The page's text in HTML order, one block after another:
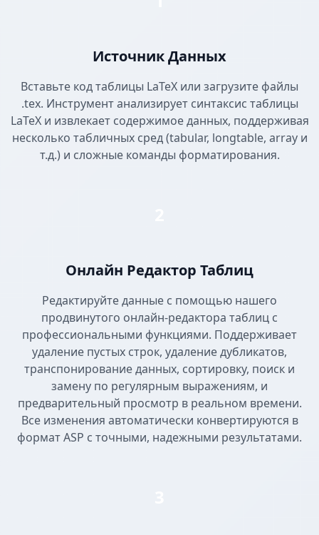
Источник Данных
Вставьте код таблицы LaTeX или загрузите файлы
.tex. Инструмент анализирует синтаксис таблицы
LaTeX и извлекает содержимое данных, поддерживая
несколько табличных сред (tabular, longtable, array и
т.д.) и сложные команды форматирования.
Онлайн Редактор Таблиц
Редактируйте данные с помощью нашего
продвинутого онлайн-редактора таблиц с
профессиональными функциями. Поддерживает
удаление пустых строк, удаление дубликатов,
транспонирование данных, сортировку, поиск и
замену по регулярным выражениям, и
предварительный просмотр в реальном времени.
Все изменения автоматически конвертируются в
формат ASP с точными, надежными результатами.